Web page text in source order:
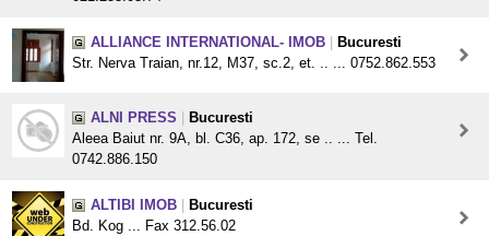
ALLIANCE INTERNATIONAL- IMOB
Bucuresti
Str. Nerva Traian, nr.12, M37, sc.2, et. .. ... 0752.862.553
ALNI PRESS
Bucuresti
Aleea Baiut nr. 9A, bl. C36, ap. 172, se .. ... Tel.
0742.886.150
ALTIBI IMOB
Bucuresti
Bd. Kog ... Fax 312.56.02